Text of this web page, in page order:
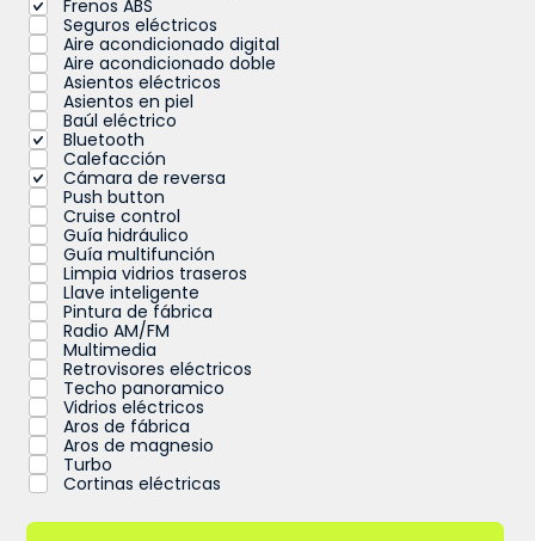
Frenos ABS
Seguros eléctricos
Aire acondicionado digital
Aire acondicionado doble
Asientos eléctricos
Asientos en piel
Baúl eléctrico
Bluetooth
Calefacción
Cámara de reversa
Push button
Cruise control
Guía hidráulico
Guía multifunción
Limpia vidrios traseros
Llave inteligente
Pintura de fábrica
Radio AM/FM
Multimedia
Retrovisores eléctricos
Techo panoramico
Vidrios eléctricos
Aros de fábrica
Aros de magnesio
Turbo
Cortinas eléctricas